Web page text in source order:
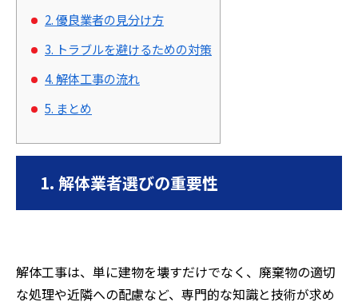
2. 優良業者の見分け方
3. トラブルを避けるための対策
4. 解体工事の流れ
5. まとめ
1. 解体業者選びの重要性
解体工事は、単に建物を壊すだけでなく、廃棄物の適切
な処理や近隣への配慮など、専門的な知識と技術が求め